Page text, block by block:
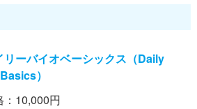
リーバイオベーシックス（Daily
）
：10,000円